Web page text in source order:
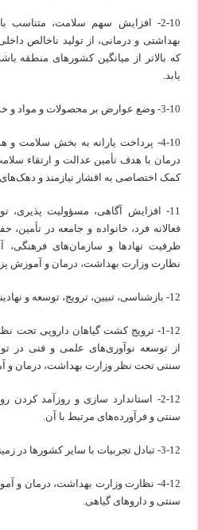
2-10- افزایش سهم سلامت، متناسب
بهداشتی و درمانی، از تولید ناخالص
که بالاتر از میانگین کشورهای منطقه
یابد.
3-10- وضع عوارض بر محصولات و مواد و خدمات زیان‌آور سلامت.
4-10- پرداخت یارانه به بخش سلامت
درمان با هدف تأمین عدالت و ارتقاء
کمک اختصاصی به اقشار نیازمند و دهک‌های
11- افزایش آگاهی، مسؤولیت پذیری،
فعالانه فرد، خانواده و جامعه در تأمین،
ظرفیت نهادها و سازمان‌های
نظارت وزارت بهداشت، درمان و آموزش
12- بازشناسی، تبیین، ترویج، توسعه و نهادینه نمودن طب سنتی ایران.
1-12- ترویج کشت گیاهان دارویی تحت
از توسعه نوآوری‌های علمی و فنی در
سنتی تحت نظر وزارت بهداشت، درمان و
2-12- استاندارد سازی و روزآمد
سنتی و فرآورده‌های مرتبط با آن.
3-12- تبادل تجربیات با سایر کشورها در زمینه طب سنتی.
4-12- نظارت وزارت بهداشت، درمان
سنتی و داروهای گیاهی.